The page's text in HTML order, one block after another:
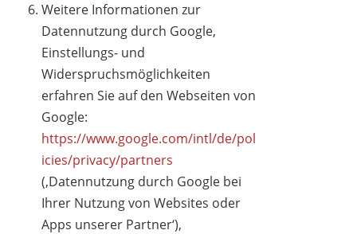
Weitere Informationen zur
Datennutzung durch Google,
Einstellungs- und
Widerspruchsmöglichkeiten
erfahren Sie auf den Webseiten von
Google:
https://www.google.com/intl/de/pol
icies/privacy/partners
(‚Datennutzung durch Google bei
Ihrer Nutzung von Websites oder
Apps unserer Partner‘),